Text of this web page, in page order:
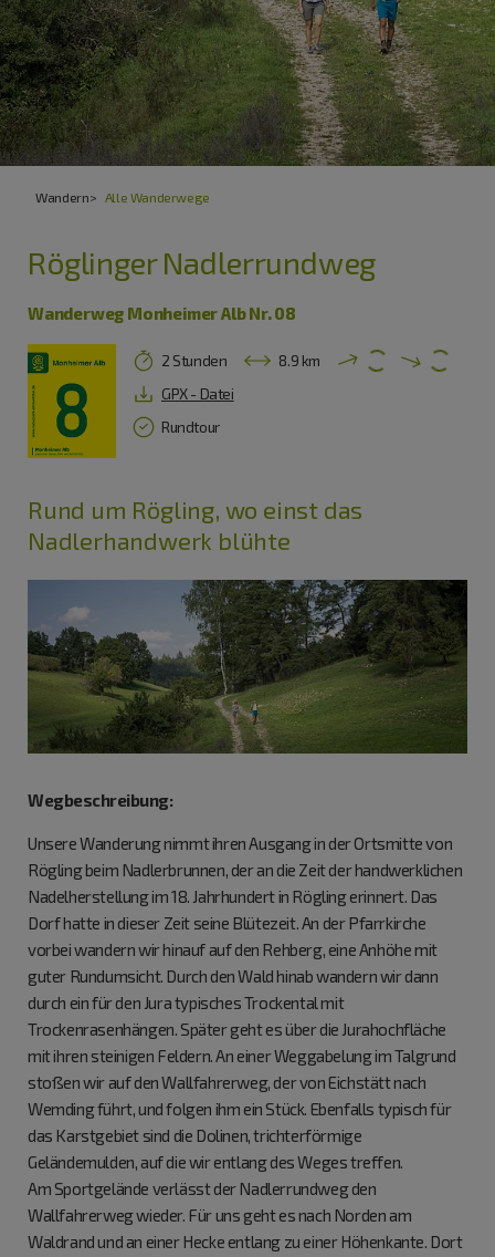
Wandern Alle Wanderwege
Röglinger Nadlerrundweg
Wanderweg Monheimer Alb Nr. 08
2 Stunden
8.9 km
GPX - Datei
Rundtour
Rund um Rögling, wo einst das
Nadlerhandwerk blühte
Wegbeschreibung:
Unsere Wanderung nimmt ihren Ausgang in der Ortsmitte von
Rögling beim Nadlerbrunnen, der an die Zeit der handwerklichen
Nadelherstellung im 18. Jahrhundert in Rögling erinnert. Das
Dorf hatte in dieser Zeit seine Blütezeit. An der Pfarrkirche
vorbei wandern wir hinauf auf den Rehberg, eine Anhöhe mit
guter Rundumsicht. Durch den Wald hinab wandern wir dann
durch ein für den Jura typisches Trockental mit
Trockenrasenhängen. Später geht es über die Jurahochfläche
mit ihren steinigen Feldern. An einer Weggabelung im Talgrund
stoßen wir auf den Wallfahrerweg, der von Eichstätt nach
Wemding führt, und folgen ihm ein Stück. Ebenfalls typisch für
das Karstgebiet sind die Dolinen, trichterförmige
Geländemulden, auf die wir entlang des Weges treffen.
Am Sportgelände verlässt der Nadlerrundweg den
Wallfahrerweg wieder. Für uns geht es nach Norden am
Waldrand und an einer Hecke entlang zu einer Höhenkante. Dort